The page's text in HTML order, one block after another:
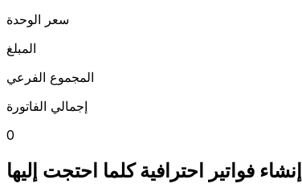
سعر الوحدة
المبلغ
المجموع الفرعي
إجمالي الفاتورة
0
إنشاء فواتير احترافية كلما احتجت إليها